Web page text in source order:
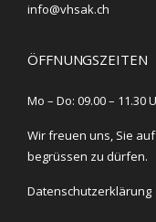
info@vhsak.ch
ÖFFNUNGSZEITEN
Mo – Do: 09.00 – 11.30
Wir freuen uns, Sie
begrüssen zu dürfen.
Datenschutzerklärung